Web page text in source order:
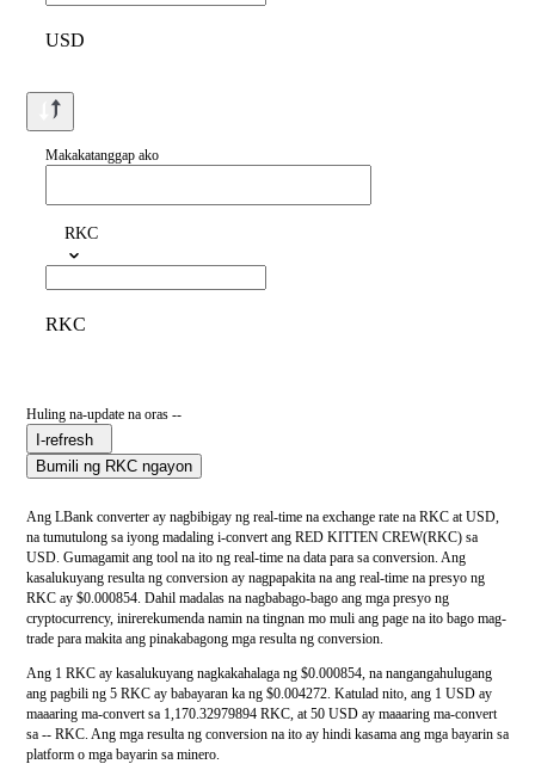
USD
Makakatanggap ako
RKC
RKC
Huling na-update na oras --
I-refresh
Bumili ng RKC ngayon
Ang LBank converter ay nagbibigay ng real-time na exchange rate na RKC at USD,
na tumutulong sa iyong madaling i-convert ang RED KITTEN CREW(RKC) sa
USD. Gumagamit ang tool na ito ng real-time na data para sa conversion. Ang
kasalukuyang resulta ng conversion ay nagpapakita na ang real-time na presyo ng
RKC ay $0.000854. Dahil madalas na nagbabago-bago ang mga presyo ng
cryptocurrency, inirerekumenda namin na tingnan mo muli ang page na ito bago mag-
trade para makita ang pinakabagong mga resulta ng conversion.
Ang 1 RKC ay kasalukuyang nagkakahalaga ng $0.000854, na nangangahulugang
ang pagbili ng 5 RKC ay babayaran ka ng $0.004272. Katulad nito, ang 1 USD ay
maaaring ma-convert sa 1,170.32979894 RKC, at 50 USD ay maaaring ma-convert
sa -- RKC. Ang mga resulta ng conversion na ito ay hindi kasama ang mga bayarin sa
platform o mga bayarin sa minero.